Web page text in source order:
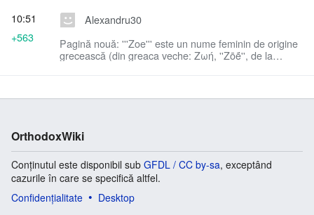
Alexandru30
Pagină nouă: '''Zoe''' este un nume feminin de origine
grecească (din greaca veche: Ζωή, ''Ζōḗ'', de la
10:51
+563
OrthodoxWiki
Conținutul este disponibil sub GFDL / CC by-sa, exceptând
cazurile în care se specifică altfel.
Confidențialitate
Desktop